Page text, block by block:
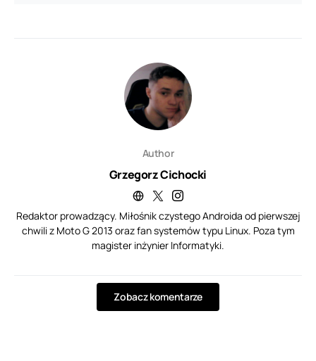
Author
Grzegorz Cichocki
Redaktor prowadzący. Miłośnik czystego Androida od pierwszej
chwili z Moto G 2013 oraz fan systemów typu Linux. Poza tym
magister inżynier Informatyki.
Zobacz komentarze